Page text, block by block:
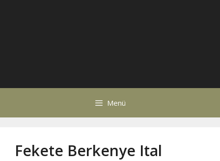
Menü
Fekete Berkenye Ital